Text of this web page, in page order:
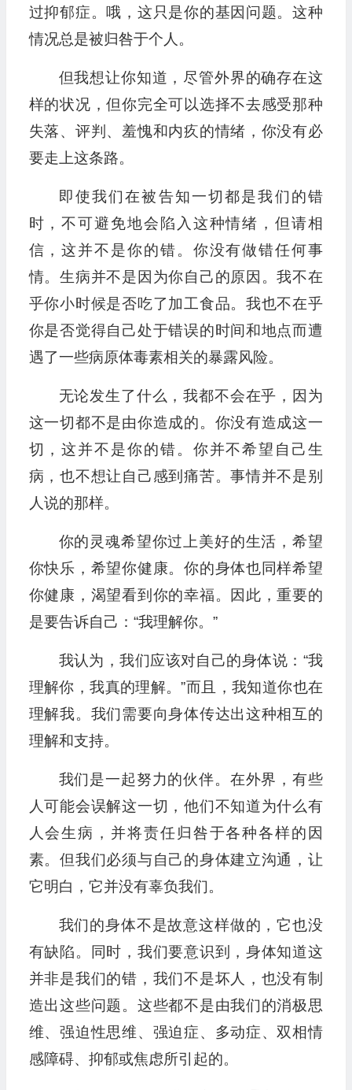
过抑郁症。哦，这只是你的基因问题。这种
情况总是被归咎于个人。
但我想让你知道，尽管外界的确存在这
样的状况，但你完全可以选择不去感受那种
失落、评判、羞愧和内疚的情绪，你没有必
要走上这条路。
即使我们在被告知一切都是我们的错
时，不可避免地会陷入这种情绪，但请相
信，这并不是你的错。你没有做错任何事
情。生病并不是因为你自己的原因。我不在
乎你小时候是否吃了加工食品。我也不在乎
你是否觉得自己处于错误的时间和地点而遭
遇了一些病原体毒素相关的暴露风险。
无论发生了什么，我都不会在乎，因为
这一切都不是由你造成的。你没有造成这一
切，这并不是你的错。你并不希望自己生
病，也不想让自己感到痛苦。事情并不是别
人说的那样。
你的灵魂希望你过上美好的生活，希望
你快乐，希望你健康。你的身体也同样希望
你健康，渴望看到你的幸福。因此，重要的
是要告诉自己：“我理解你。”
我认为，我们应该对自己的身体说：“我
理解你，我真的理解。”而且，我知道你也在
理解我。我们需要向身体传达出这种相互的
理解和支持。
我们是一起努力的伙伴。在外界，有些
人可能会误解这一切，他们不知道为什么有
人会生病，并将责任归咎于各种各样的因
素。但我们必须与自己的身体建立沟通，让
它明白，它并没有辜负我们。
我们的身体不是故意这样做的，它也没
有缺陷。同时，我们要意识到，身体知道这
并非是我们的错，我们不是坏人，也没有制
造出这些问题。这些都不是由我们的消极思
维、强迫性思维、强迫症、多动症、双相情
感障碍、抑郁或焦虑所引起的。